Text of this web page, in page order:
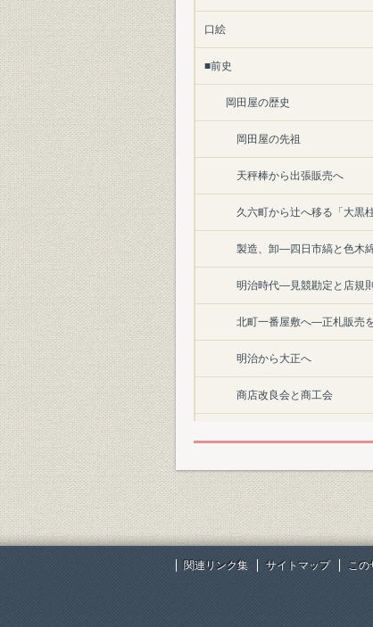
口絵
■前史
岡田屋の歴史
岡田屋の先祖
天秤棒から出張販売へ
久六町から辻へ移る「大黒
製造、卸―四日市縞と色木
明治時代―見競勘定と店規則
北町一番屋敷へ―正札販売
明治から大正へ
商店改良会と商工会
岡田屋の売り出し
株式会社組織に改める
六世惣右衛門の死
関連リンク集 サイトマップ この